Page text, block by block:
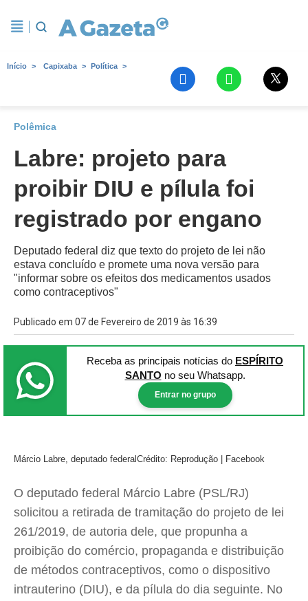
Início Capixaba Política
Polêmica
Labre: projeto para
proibir DIU e pílula foi
registrado por engano
Deputado federal diz que texto do projeto de lei não
estava concluído e promete uma nova versão para
"informar sobre os efeitos dos medicamentos usados
como contraceptivos"
Publicado em 07 de Fevereiro de 2019 às 16:39
Receba as principais notícias do ESPÍRITO
SANTO no seu Whatsapp.
Entrar no grupo
Márcio Labre, deputado federalCrédito: Reprodução | Facebook
O deputado federal Márcio Labre (PSL/RJ)
solicitou a retirada de tramitação do projeto de lei
261/2019, de autoria dele, que propunha a
proibição do comércio, propaganda e distribuição
de métodos contraceptivos, como o dispositivo
intrauterino (DIU), e da pílula do dia seguinte. No